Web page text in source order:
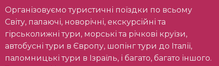
Організовуємо туристичні поїздки по всьому
Світу, палаючі, новорічні, екскурсійні та
гірськолижні тури, морські та річкові круїзи,
автобусні тури в Європу, шопінг тури до Італії,
паломницькі тури в Ізраїль, і багато, багато іншого.